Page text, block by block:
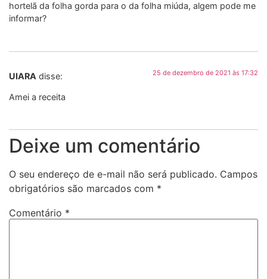
hortelã da folha gorda para o da folha miúda, algem pode me
informar?
UIARA disse: 25 de dezembro de 2021 às 17:32
Amei a receita
Deixe um comentário
O seu endereço de e-mail não será publicado. Campos
obrigatórios são marcados com *
Comentário *